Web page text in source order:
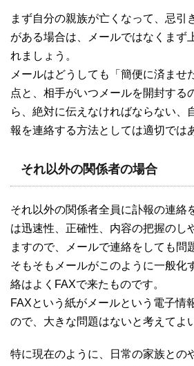
まず自分の親族が亡くなって、忌引
がある場合は、メールではなくまず
れましょう。
メールはどうしても「簡便に済ませ
点と、相手がいつメールを開封する
ら、絶対に伝えなければならない、
報を連絡する方法としては適切では
それ以外の関係者の場合
それ以外の関係者全員に訃報の連絡
は迅速性、正確性、内容の把握のし
ますので、メールで連絡をしても問
そもそもメールがこのように一般化
絡はよくFAXで来たものです。
FAXという紙がメールという電子情
ので、大きな問題はないと考えてよ
特に現在のように、日常の家族との